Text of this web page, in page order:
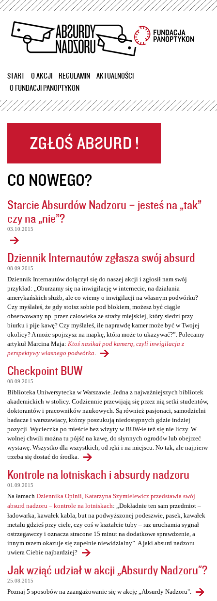
Przejdź
treści
START O AKCJI REGULAMIN
AKTUALNOŚCI
O FUNDACJI PANOPTYKON
CO NOWEGO?
Starcie Absurdów Nadzoru – jesteś na „tak”
czy na „nie”?
03.10.2015
Dziennik Internautów zgłasza swój absurd
08.09.2015
Dziennik Internautów dołączył się do naszej akcji i zgłosił nam swój
przykład: „Oburzamy się na inwigilację w internecie, na działania
amerykańskich służb, ale co wiemy o inwigilacji na własnym podwórku?
Czy myślałeś, że gdy stoisz sobie pod blokiem, możesz być ciągle
obserwowany np. przez człowieka ze straży miejskiej, który siedzi przy
biurku i pije kawę? Czy myślałeś, ile naprawdę kamer może być w Twojej
okolicy? A może spojrzysz na mapkę, która może to ukazywać?”. Polecamy
artykuł Marcina Maja: Ktoś nasikał pod kamerą, czyli inwigilacja z
perspektywy własnego podwórka
Checkpoint BUW
08.09.2015
Biblioteka Uniwersytecka w Warszawie. Jedna z najważniejszych bibliotek
akademickich w stolicy. Codziennie przewijają się przez nią setki studentów,
doktorantów i pracowników naukowych. Są również pasjonaci, samodzielni
badacze i warszawiacy, którzy poszukują niedostępnych gdzie indziej
pozycji. Wycieczka po mieście bez wizyty w BUW-ie też się nie liczy. W
wolnej chwili można tu pójść na kawę, do słynnych ogrodów lub obejrzeć
wystawę. Wszystko dla wszystkich, od ręki i na miejscu. No tak, ale najpierw
trzeba się dostać do środka.
Kontrole na lotniskach i absurdy nadzoru
01.09.2015
Na łamach Dziennika Opinii, Katarzyna Szymielewicz przedstawia swój
absurd nadzoru – kontrole na lotniskach: „Dokładnie ten sam przedmiot –
ładowarka, kawałek kabla, but na podwyższonej podeszwie, pasek, kawałek
metalu gdzieś przy ciele, czy coś w kształcie tuby – raz uruchamia sygnał
ostrzegawczy i oznacza stracone 15 minut na dodatkowe sprawdzenie, a
innym razem okazuje się zupełnie niewidzialny”. A jaki absurd nadzoru
uwiera Ciebie najbardziej?
Jak wziąć udział w akcji „Absurdy Nadzoru"?
25.08.2015
Poznaj 5 sposobów na zaangażowanie się w akcję „Absurdy Nadzoru".